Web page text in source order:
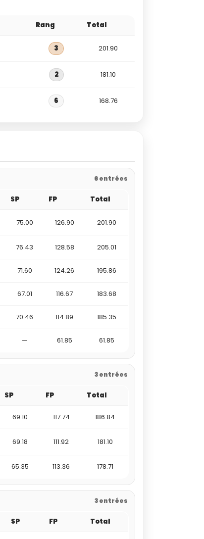
Rang Total
3 201.90
2 181.10
6 168.76
6 entrées
SP FP Total
75.00 126.90 201.90
76.43 128.58 205.01
71.60 124.26 195.86
67.01 116.67 183.68
70.46 114.89 185.35
— 61.85 61.85
3 entrées
SP FP Total
69.10 117.74 186.84
69.18 111.92 181.10
65.35 113.36 178.71
3 entrées
SP FP Total